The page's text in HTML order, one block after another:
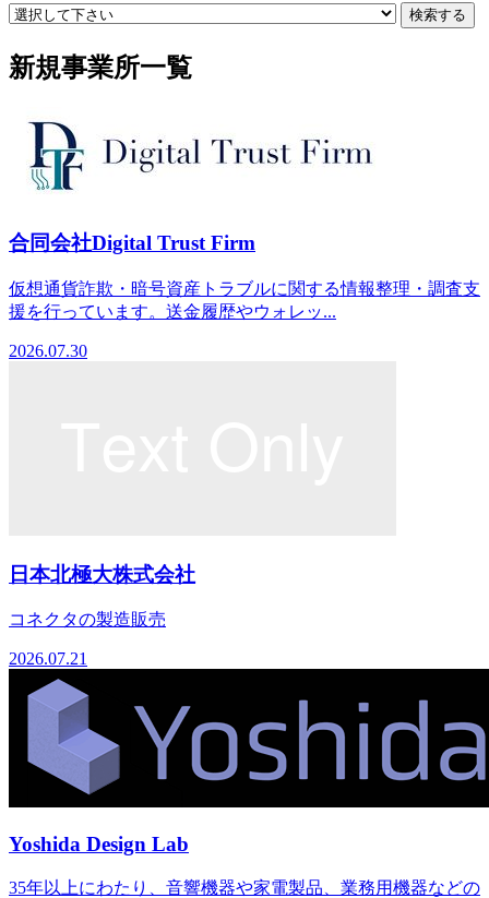
検索する
新規事業所一覧
合同会社Digital Trust Firm
仮想通貨詐欺・暗号資産トラブルに関する情報整理・調査支
援を行っています。送金履歴やウォレッ...
2026.07.30
日本北極大株式会社
コネクタの製造販売
2026.07.21
Yoshida Design Lab
35年以上にわたり、音響機器や家電製品、業務用機器などの